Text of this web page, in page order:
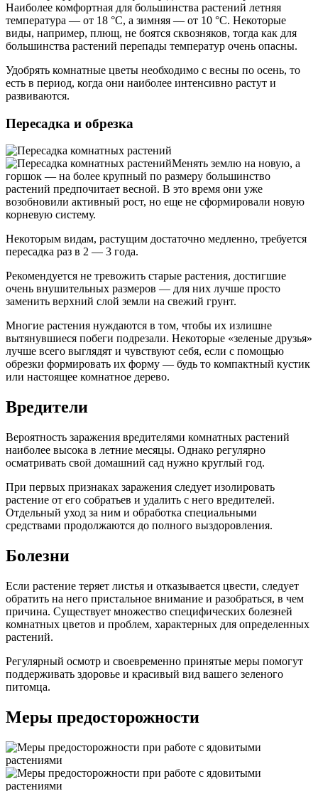
Наиболее комфортная для большинства растений летняя
температура — от 18 °C, а зимняя — от 10 °C. Некоторые
виды, например, плющ, не боятся сквозняков, тогда как для
большинства растений перепады температур очень опасны.
Удобрять комнатные цветы необходимо с весны по осень, то
есть в период, когда они наиболее интенсивно растут и
развиваются.
Пересадка и обрезка
Менять землю на новую, а
горшок — на более крупный по размеру большинство
растений предпочитает весной. В это время они уже
возобновили активный рост, но еще не сформировали новую
корневую систему.
Некоторым видам, растущим достаточно медленно, требуется
пересадка раз в 2 — 3 года.
Рекомендуется не тревожить старые растения, достигшие
очень внушительных размеров — для них лучше просто
заменить верхний слой земли на свежий грунт.
Многие растения нуждаются в том, чтобы их излишне
вытянувшиеся побеги подрезали. Некоторые «зеленые друзья»
лучше всего выглядят и чувствуют себя, если с помощью
обрезки формировать их форму — будь то компактный кустик
или настоящее комнатное дерево.
Вредители
Вероятность заражения вредителями комнатных растений
наиболее высока в летние месяцы. Однако регулярно
осматривать свой домашний сад нужно круглый год.
При первых признаках заражения следует изолировать
растение от его собратьев и удалить с него вредителей.
Отдельный уход за ним и обработка специальными
средствами продолжаются до полного выздоровления.
Болезни
Если растение теряет листья и отказывается цвести, следует
обратить на него пристальное внимание и разобраться, в чем
причина. Существует множество специфических болезней
комнатных цветов и проблем, характерных для определенных
растений.
Регулярный осмотр и своевременно принятые меры помогут
поддерживать здоровье и красивый вид вашего зеленого
питомца.
Меры предосторожности